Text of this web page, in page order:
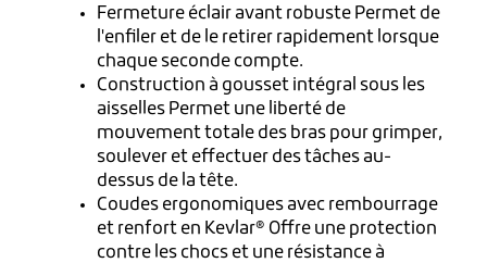
Fermeture éclair avant robuste Permet de
l'enfiler et de le retirer rapidement lorsque
chaque seconde compte.
Construction à gousset intégral sous les
aisselles Permet une liberté de
mouvement totale des bras pour grimper,
soulever et effectuer des tâches au-
dessus de la tête.
Coudes ergonomiques avec rembourrage
et renfort en Kevlar® Offre une protection
contre les chocs et une résistance à